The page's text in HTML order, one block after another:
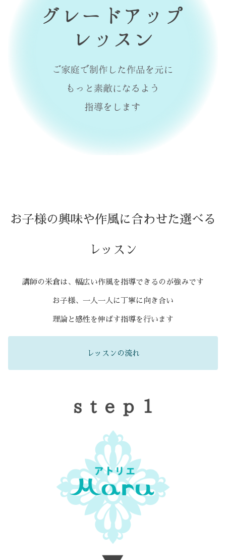
お子様の興味や作風に合わせた選べる
レッスン
講師の米倉は、幅広い作風を指導できるのが強みです
お子様、一人一人に丁寧に向き合い
理論と感性を伸ばす指導を行います
レッスンの流れ